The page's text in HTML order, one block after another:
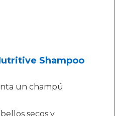
Shampoo
un champú
secos y